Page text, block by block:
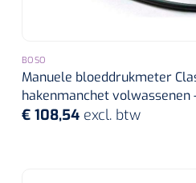
BOSO
Manuele bloeddrukmeter
hakenmanchet volwassenen
€ 108,54 excl. btw